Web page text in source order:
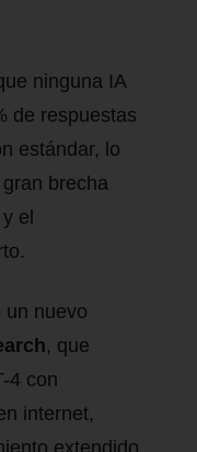
ninguna IA
de respuestas
estándar, lo
brecha
el
un nuevo
, que
4 con
internet,
extendido.